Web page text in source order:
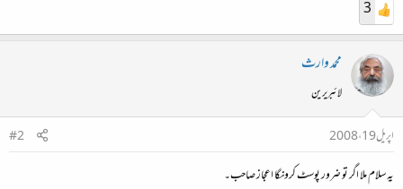
3
محمد وارث
لائبریرین
اپریل 19، 2008
#2
یہ سلام ملا اگر تو ضرور پوسٹ کرونگا اعجاز صاحب۔